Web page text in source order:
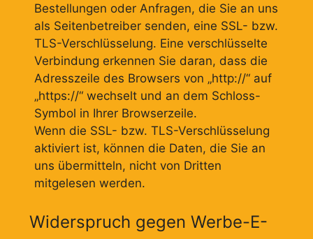
Bestellungen oder Anfragen, die Sie an uns
als Seitenbetreiber senden, eine SSL- bzw.
TLS-Verschlüsselung. Eine verschlüsselte
Verbindung erkennen Sie daran, dass die
Adresszeile des Browsers von „http://“ auf
„https://“ wechselt und an dem Schloss-
Symbol in Ihrer Browserzeile.
Wenn die SSL- bzw. TLS-Verschlüsselung
aktiviert ist, können die Daten, die Sie an
uns übermitteln, nicht von Dritten
mitgelesen werden.
Widerspruch gegen Werbe-E-